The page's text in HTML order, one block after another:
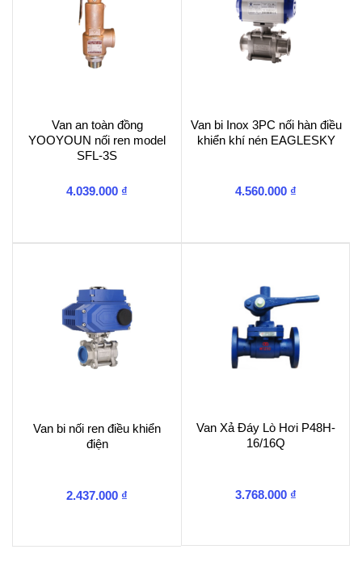
Van an toàn đồng
YOOYOUN nối ren model
SFL-3S
4.039.000 ₫
Van bi Inox 3PC nối hàn điều
khiển khí nén EAGLESKY
4.560.000 ₫
Van bi nối ren điều khiển
điện
2.437.000 ₫
Van Xả Đáy Lò Hơi P48H-
16/16Q
3.768.000 ₫